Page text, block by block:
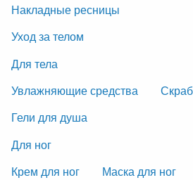
Накладные ресницы
Уход за телом
Для тела
Увлажняющие средства
Гели для душа
Для ног
Крем для ног
Маска для ног